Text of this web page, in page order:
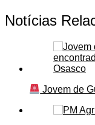
Notícias
Jovem de